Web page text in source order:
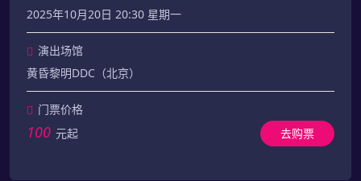
2025年10月20日 20:30 星期一
演出场馆
黄昏黎明DDC（北京）
门票价格
100 元起 去购票